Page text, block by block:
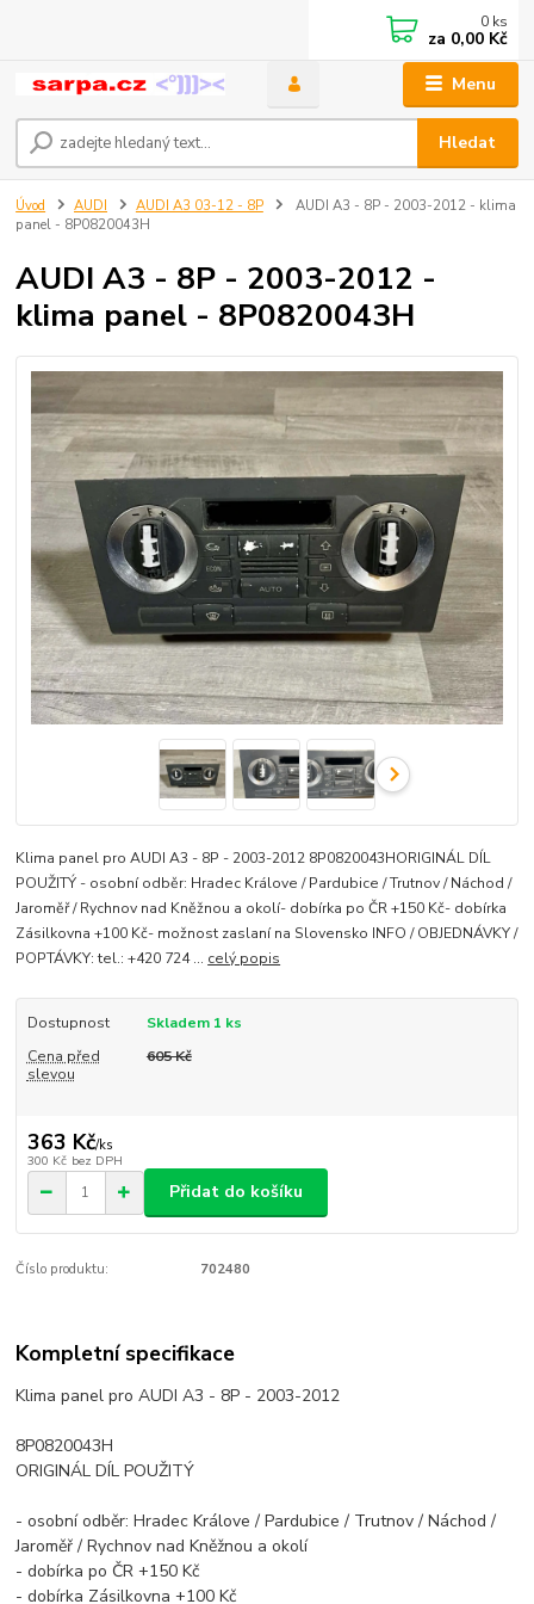
Menu
Hledat
0 ks
za 0,00 Kč
Úvod AUDI AUDI A3 03-12 - 8P
AUDI A3 - 8P - 2003-2012 - klima
panel - 8P0820043H
AUDI A3 - 8P - 2003-2012 -
klima panel - 8P0820043H
Klima panel pro AUDI A3 - 8P - 2003-2012 8P0820043HORIGINÁL DÍL
POUŽITÝ - osobní odběr: Hradec Králove / Pardubice / Trutnov / Náchod /
Jaroměř / Rychnov nad Kněžnou a okolí- dobírka po ČR +150 Kč- dobírka
Zásilkovna +100 Kč- možnost zaslaní na Slovensko INFO / OBJEDNÁVKY /
POPTÁVKY: tel.: +420 724 ... celý popis
Dostupnost
Skladem 1 ks
Cena před
slevou
605 Kč
363 Kč/ks
300 Kč bez DPH
Přidat do košíku
Číslo produktu: 702480
Kompletní specifikace
Klima panel pro AUDI A3 - 8P - 2003-2012
8P0820043H
ORIGINÁL DÍL POUŽITÝ
- osobní odběr: Hradec Králove / Pardubice / Trutnov / Náchod /
Jaroměř / Rychnov nad Kněžnou a okolí
- dobírka po ČR +150 Kč
- dobírka Zásilkovna +100 Kč